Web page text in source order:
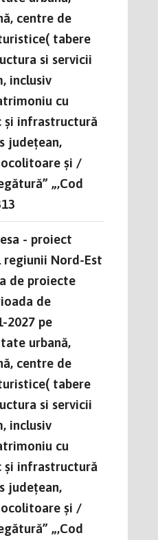
centre de
tabere
si servicii
inclusiv
cu
infrastructură
județean,
și /
„,Cod
- proiect
regiunii Nord-Est
de proiecte
de
2027 pe
urbană,
centre de
tabere
si servicii
inclusiv
cu
infrastructură
județean,
și /
„,Cod